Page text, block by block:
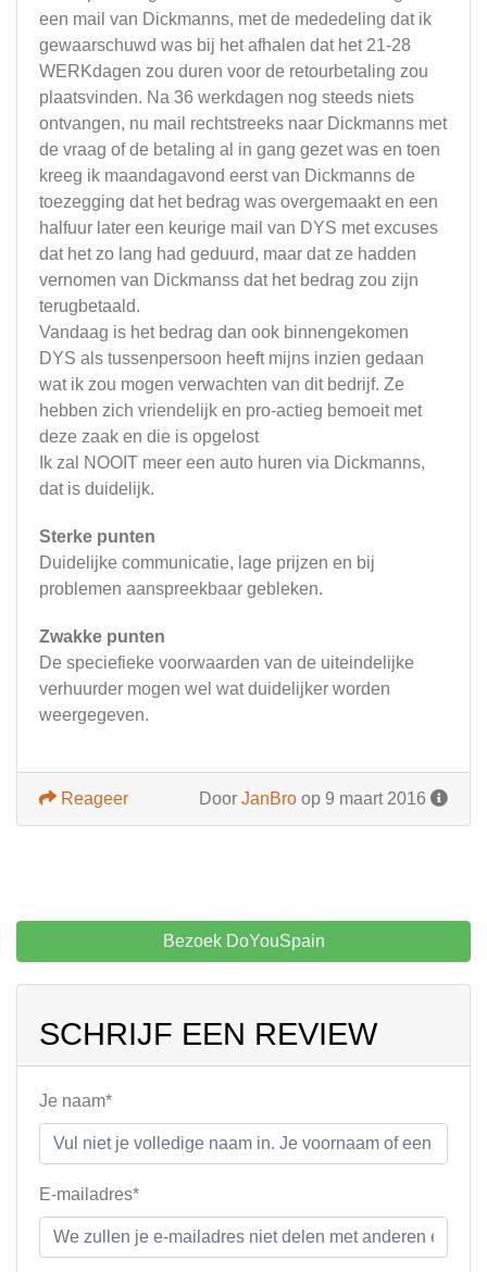
een mail van Dickmanns, met de mededeling dat ik
gewaarschuwd was bij het afhalen dat het 21-28
WERKdagen zou duren voor de retourbetaling zou
plaatsvinden. Na 36 werkdagen nog steeds niets
ontvangen, nu mail rechtstreeks naar Dickmanns met
de vraag of de betaling al in gang gezet was en toen
kreeg ik maandagavond eerst van Dickmanns de
toezegging dat het bedrag was overgemaakt en een
halfuur later een keurige mail van DYS met excuses
dat het zo lang had geduurd, maar dat ze hadden
vernomen van Dickmanss dat het bedrag zou zijn
terugbetaald.
Vandaag is het bedrag dan ook binnengekomen
DYS als tussenpersoon heeft mijns inzien gedaan
wat ik zou mogen verwachten van dit bedrijf. Ze
hebben zich vriendelijk en pro-actieg bemoeit met
deze zaak en die is opgelost
Ik zal NOOIT meer een auto huren via Dickmanns,
dat is duidelijk.
Sterke punten
Duidelijke communicatie, lage prijzen en bij
problemen aanspreekbaar gebleken.
Zwakke punten
De speciefieke voorwaarden van de uiteindelijke
verhuurder mogen wel wat duidelijker worden
weergegeven.
Door JanBro op 9 maart 2016
Reageer
Bezoek DoYouSpain
SCHRIJF EEN REVIEW
Je naam*
E-mailadres*